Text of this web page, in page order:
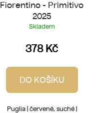
Fiorentino - Primitivo
2025
Skladem
378 Kč
DO KOŠÍKU
Puglia | červené, suché |